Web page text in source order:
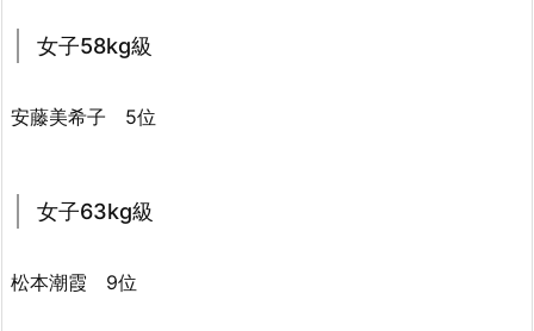
女子58kg級
安藤美希子 5位
女子63kg級
松本潮霞 9位